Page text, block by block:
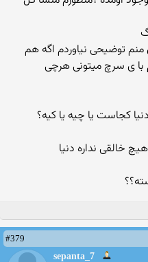
توضیحی نیاوردم اگه هم
با ی سرچ میتونی هرچی
خالقی نداره دنیا
#379
sepanta_7